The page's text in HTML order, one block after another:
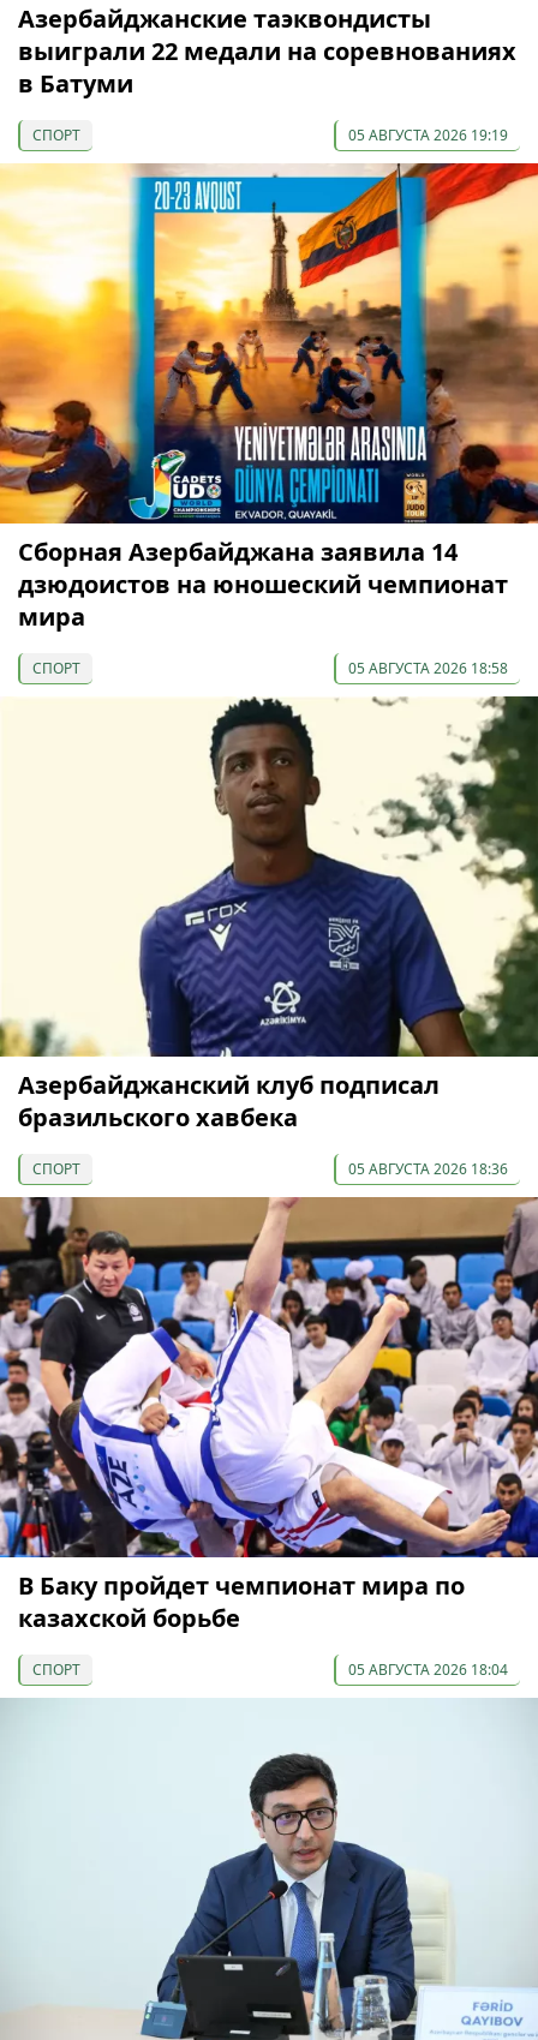
Азербайджанские таэквондисты
выиграли 22 медали на соревнованиях
в Батуми
СПОРТ 05 АВГУСТА 2026 19:19
Сборная Азербайджана заявила 14
дзюдоистов на юношеский чемпионат
мира
СПОРТ 05 АВГУСТА 2026 18:58
Азербайджанский клуб подписал
бразильского хавбека
СПОРТ 05 АВГУСТА 2026 18:36
В Баку пройдет чемпионат мира по
казахской борьбе
СПОРТ 05 АВГУСТА 2026 18:04